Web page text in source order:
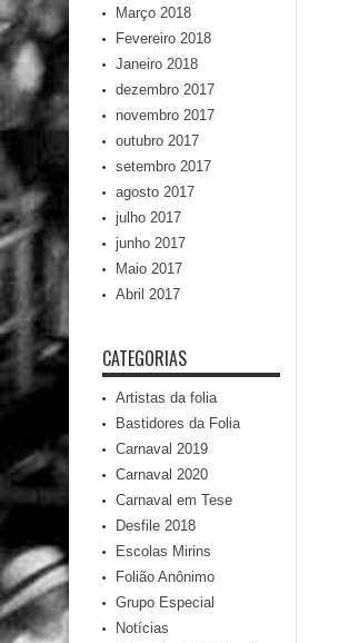
Março 2018
Fevereiro 2018
Janeiro 2018
dezembro 2017
novembro 2017
outubro 2017
setembro 2017
agosto 2017
julho 2017
junho 2017
Maio 2017
Abril 2017
CATEGORIAS
Artistas da folia
Bastidores da Folia
Carnaval 2019
Carnaval 2020
Carnaval em Tese
Desfile 2018
Escolas Mirins
Folião Anônimo
Grupo Especial
Notícias